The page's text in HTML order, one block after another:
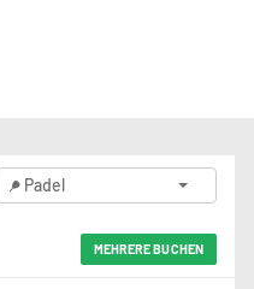
Padel
MEHRERE BUCHEN